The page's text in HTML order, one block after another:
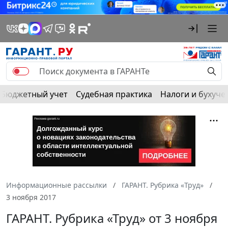
Бюджетный учет Судебная практика Налоги и
Информационные рассылки
ГАРАНТ. Рубрика «Труд»
3 ноября 2017
ГАРАНТ. Рубрика «Труд» от 3 ноября